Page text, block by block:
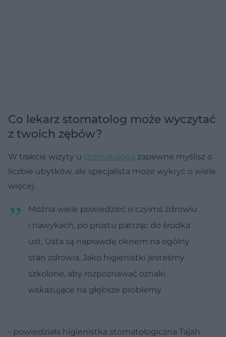
Co lekarz stomatolog może wyczytać
z twoich zębów?
W trakcie wizyty u stomatologa zapewne myślisz o
liczbie ubytków, ale specjalista może wykryć o wiele
więcej.
Można wiele powiedzieć o czyimś zdrowiu
i nawykach, po prostu patrząc do środka
ust. Usta są naprawdę oknem na ogólny
stan zdrowia. Jako higienistki jesteśmy
szkolone, aby rozpoznawać oznaki
wskazujące na głębsze problemy
- powiedziała higienistka stomatologiczna Tajah